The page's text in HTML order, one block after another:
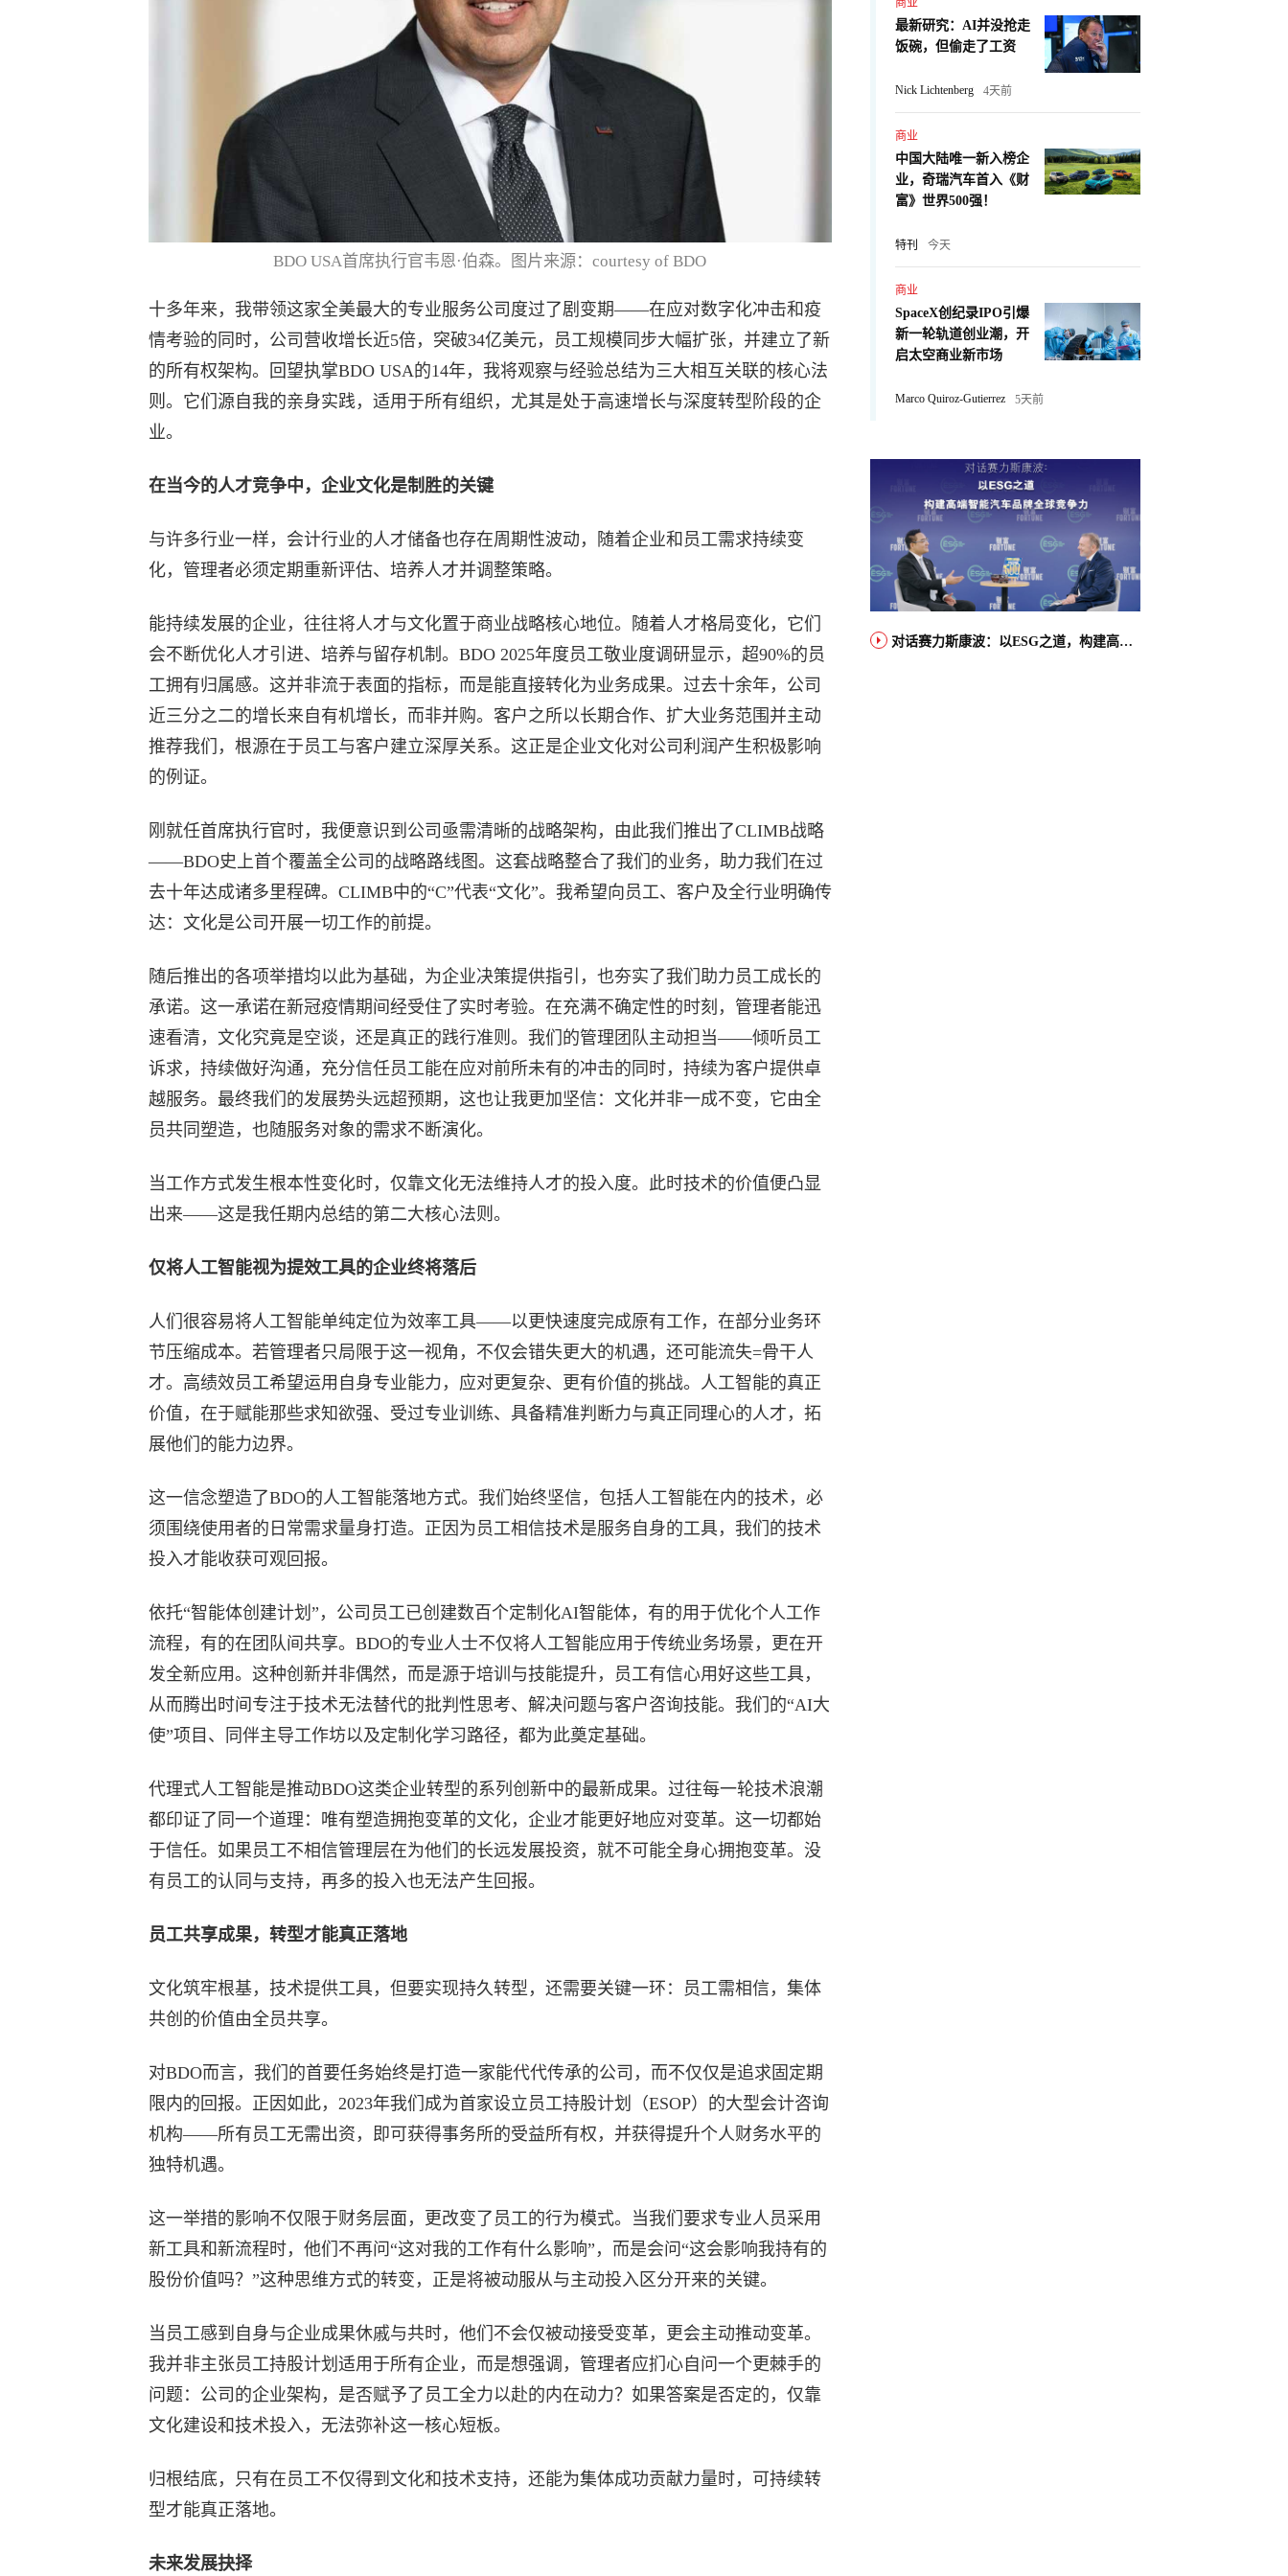
BDO USA首席执行官韦恩·伯森。图片来源：courtesy of BDO
十多年来，我带领这家全美最大的专业服务公司度过了剧变期——在应对数字化冲击和疫
情考验的同时，公司营收增长近5倍，突破34亿美元，员工规模同步大幅扩张，并建立了新
的所有权架构。回望执掌BDO USA的14年，我将观察与经验总结为三大相互关联的核心法
则。它们源自我的亲身实践，适用于所有组织，尤其是处于高速增长与深度转型阶段的企
业。
在当今的人才竞争中，企业文化是制胜的关键
与许多行业一样，会计行业的人才储备也存在周期性波动，随着企业和员工需求持续变
化，管理者必须定期重新评估、培养人才并调整策略。
能持续发展的企业，往往将人才与文化置于商业战略核心地位。随着人才格局变化，它们
会不断优化人才引进、培养与留存机制。BDO 2025年度员工敬业度调研显示，超90%的员
工拥有归属感。这并非流于表面的指标，而是能直接转化为业务成果。过去十余年，公司
近三分之二的增长来自有机增长，而非并购。客户之所以长期合作、扩大业务范围并主动
推荐我们，根源在于员工与客户建立深厚关系。这正是企业文化对公司利润产生积极影响
的例证。
刚就任首席执行官时，我便意识到公司亟需清晰的战略架构，由此我们推出了CLIMB战略
——BDO史上首个覆盖全公司的战略路线图。这套战略整合了我们的业务，助力我们在过
去十年达成诸多里程碑。CLIMB中的“C”代表“文化”。我希望向员工、客户及全行业明确传
达：文化是公司开展一切工作的前提。
随后推出的各项举措均以此为基础，为企业决策提供指引，也夯实了我们助力员工成长的
承诺。这一承诺在新冠疫情期间经受住了实时考验。在充满不确定性的时刻，管理者能迅
速看清，文化究竟是空谈，还是真正的践行准则。我们的管理团队主动担当——倾听员工
诉求，持续做好沟通，充分信任员工能在应对前所未有的冲击的同时，持续为客户提供卓
越服务。最终我们的发展势头远超预期，这也让我更加坚信：文化并非一成不变，它由全
员共同塑造，也随服务对象的需求不断演化。
当工作方式发生根本性变化时，仅靠文化无法维持人才的投入度。此时技术的价值便凸显
出来——这是我任期内总结的第二大核心法则。
仅将人工智能视为提效工具的企业终将落后
人们很容易将人工智能单纯定位为效率工具——以更快速度完成原有工作，在部分业务环
节压缩成本。若管理者只局限于这一视角，不仅会错失更大的机遇，还可能流失=骨干人
才。高绩效员工希望运用自身专业能力，应对更复杂、更有价值的挑战。人工智能的真正
价值，在于赋能那些求知欲强、受过专业训练、具备精准判断力与真正同理心的人才，拓
展他们的能力边界。
这一信念塑造了BDO的人工智能落地方式。我们始终坚信，包括人工智能在内的技术，必
须围绕使用者的日常需求量身打造。正因为员工相信技术是服务自身的工具，我们的技术
投入才能收获可观回报。
依托“智能体创建计划”，公司员工已创建数百个定制化AI智能体，有的用于优化个人工作
流程，有的在团队间共享。BDO的专业人士不仅将人工智能应用于传统业务场景，更在开
发全新应用。这种创新并非偶然，而是源于培训与技能提升，员工有信心用好这些工具，
从而腾出时间专注于技术无法替代的批判性思考、解决问题与客户咨询技能。我们的“AI大
使”项目、同伴主导工作坊以及定制化学习路径，都为此奠定基础。
代理式人工智能是推动BDO这类企业转型的系列创新中的最新成果。过往每一轮技术浪潮
都印证了同一个道理：唯有塑造拥抱变革的文化，企业才能更好地应对变革。这一切都始
于信任。如果员工不相信管理层在为他们的长远发展投资，就不可能全身心拥抱变革。没
有员工的认同与支持，再多的投入也无法产生回报。
员工共享成果，转型才能真正落地
文化筑牢根基，技术提供工具，但要实现持久转型，还需要关键一环：员工需相信，集体
共创的价值由全员共享。
对BDO而言，我们的首要任务始终是打造一家能代代传承的公司，而不仅仅是追求固定期
限内的回报。正因如此，2023年我们成为首家设立员工持股计划（ESOP）的大型会计咨询
机构——所有员工无需出资，即可获得事务所的受益所有权，并获得提升个人财务水平的
独特机遇。
这一举措的影响不仅限于财务层面，更改变了员工的行为模式。当我们要求专业人员采用
新工具和新流程时，他们不再问“这对我的工作有什么影响”，而是会问“这会影响我持有的
股份价值吗？”这种思维方式的转变，正是将被动服从与主动投入区分开来的关键。
当员工感到自身与企业成果休戚与共时，他们不会仅被动接受变革，更会主动推动变革。
我并非主张员工持股计划适用于所有企业，而是想强调，管理者应扪心自问一个更棘手的
问题：公司的企业架构，是否赋予了员工全力以赴的内在动力？如果答案是否定的，仅靠
文化建设和技术投入，无法弥补这一核心短板。
归根结底，只有在员工不仅得到文化和技术支持，还能为集体成功贡献力量时，可持续转
型才能真正落地。
未来发展抉择
商业
最新研究：AI并没抢走
饭碗，但偷走了工资
Nick Lichtenberg 4天前
商业
中国大陆唯一新入榜企
业，奇瑞汽车首入《财
富》世界500强！
特刊 今天
商业
SpaceX创纪录IPO引爆
新一轮轨道创业潮，开
启太空商业新市场
Marco Quiroz-Gutierrez 5天前
对话赛力斯康波：以ESG之道，构建高端智能汽车品牌全球竞争力